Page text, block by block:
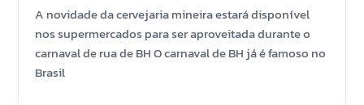
A novidade da cervejaria mineira estará disponível
nos supermercados para ser aproveitada durante o
carnaval de rua de BH O carnaval de BH já é famoso no
Brasil